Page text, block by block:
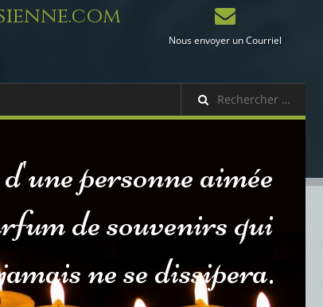
Nous envoyer un Courriel
personne aimée
de souvenirs qui
jamais ne se dissipera.